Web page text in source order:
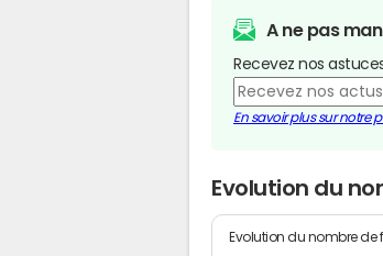
A ne pas
Recevez nos
En savoir plus sur notre
Evolution du
Evolution du nombre de